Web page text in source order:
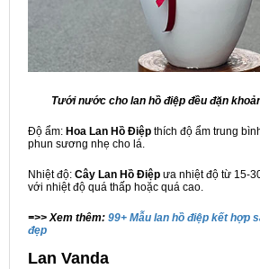
Tưới nước cho lan hồ điệp đều đặn
Độ ẩm: Hoa Lan Hồ Điệp thích độ ẩm trung
phun sương nhẹ cho lá.
Nhiệt độ: Cây Lan Hồ Điệp ưa nhiệt độ từ 15-
với nhiệt độ quá thấp hoặc quá cao.
=>> Xem thêm: 99+ Mẫu lan hồ điệp kết hợp
đẹp
Lan Vanda